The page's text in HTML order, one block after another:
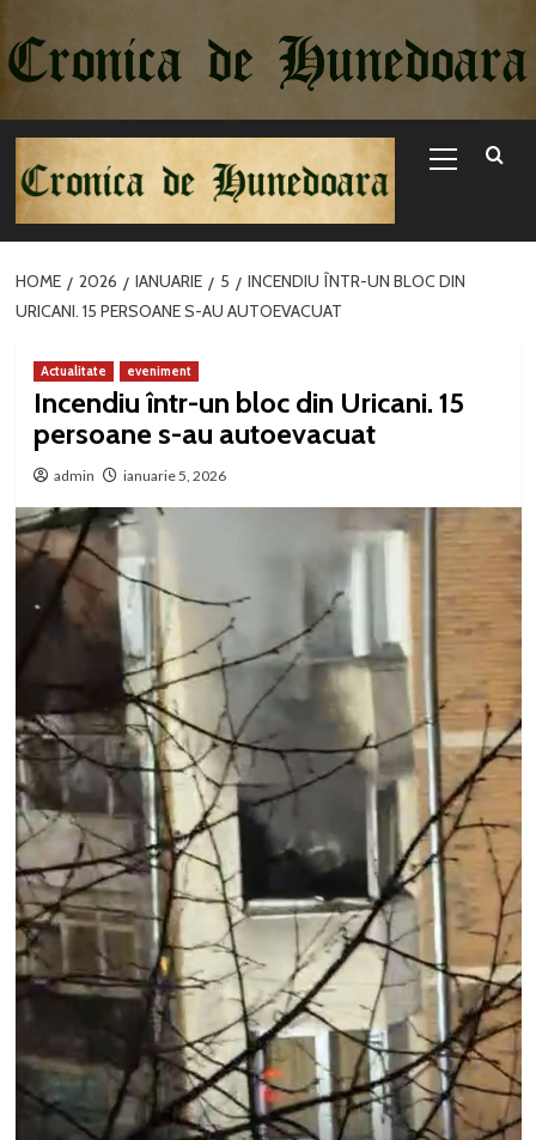
la
conținut
Menu
HOME 2026 IANUARIE 5
INCENDIU ÎNTR-UN BLOC DIN
URICANI. 15 PERSOANE S-AU AUTOEVACUAT
Actualitate eveniment
Incendiu într-un bloc din Uricani. 15
persoane s-au autoevacuat
admin ianuarie 5, 2026